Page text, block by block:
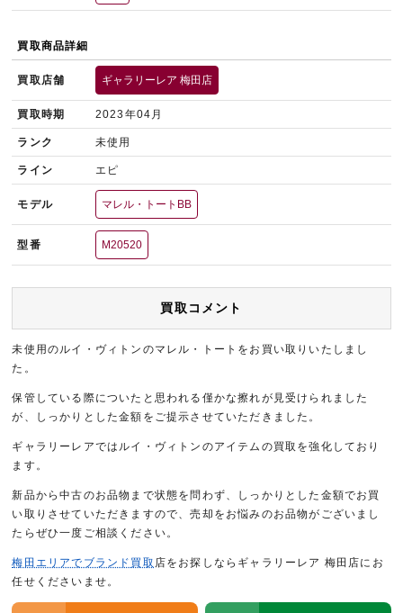
買取商品詳細
買取店舗 ギャラリーレア 梅田店
買取時期 2023年04月
ランク 未使用
ライン エピ
モデル マレル・トートBB
型番 M20520
買取コメント
未使用のルイ・ヴィトンのマレル・トートをお買い取りいたしまし
た。
保管している際についたと思われる僅かな擦れが見受けられました
が、しっかりとした金額をご提示させていただきました。
ギャラリーレアではルイ・ヴィトンのアイテムの買取を強化しており
ます。
新品から中古のお品物まで状態を問わず、しっかりとした金額でお買
い取りさせていただきますので、売却をお悩みのお品物がございまし
たらぜひ一度ご相談ください。
梅田エリアでブランド買取 店をお探しならギャラリーレア 梅田店にお
任せくださいませ。